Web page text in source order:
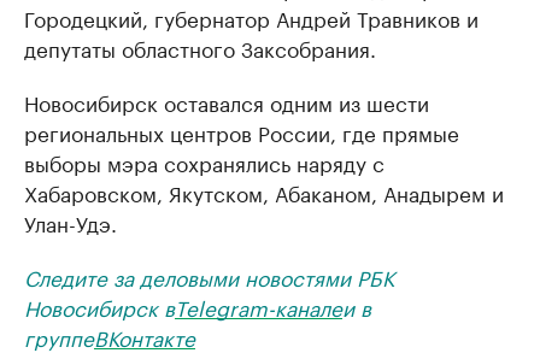
Городецкий, губернатор Андрей Травников и
депутаты областного Заксобрания.
Новосибирск оставался одним из шести
региональных центров России, где прямые
выборы мэра сохранялись наряду с
Хабаровском, Якутском, Абаканом, Анадырем и
Улан-Удэ.
Следите за деловыми новостями РБК
Новосибирск вTelegram-каналеи в
группеВКонтакте